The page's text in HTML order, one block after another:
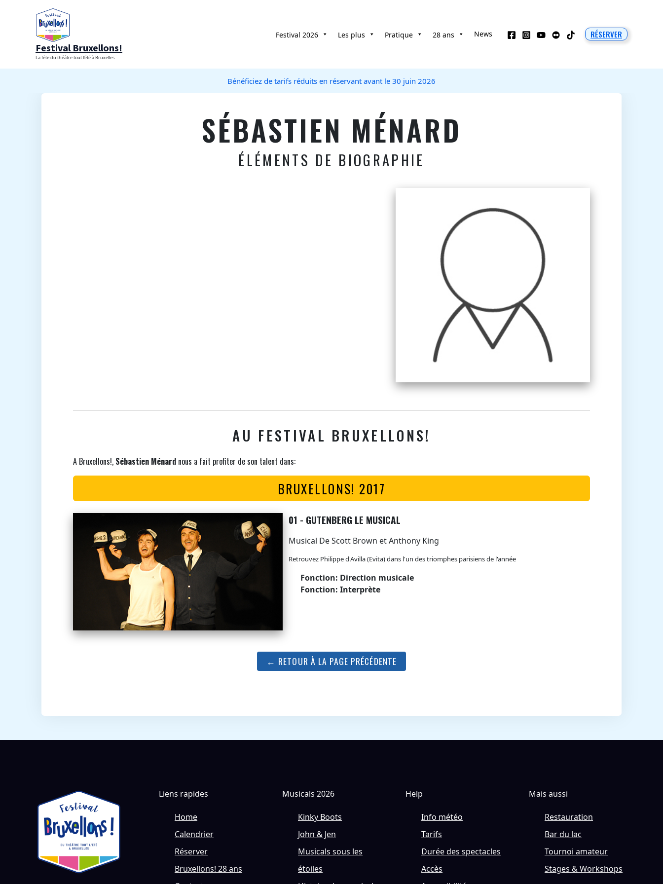
Festival Bruxellons!
La fête du théâtre tout l'été à Bruxelles
Festival 2026 Les plus Pratique 28 ans News RÉSERVER
Bénéficiez de tarifs réduits en réservant avant le 30 juin 2026
SÉBASTIEN MÉNARD
ÉLÉMENTS DE BIOGRAPHIE
AU FESTIVAL BRUXELLONS!
A Bruxellons!, Sébastien Ménard nous a fait profiter de son talent dans:
BRUXELLONS! 2017
01 - GUTENBERG LE MUSICAL
Musical De Scott Brown et Anthony King
Retrouvez Philippe d'Avilla (Evita) dans l'un des triomphes parisiens de l'année
Fonction: Direction musicale
Fonction: Interprète
← RETOUR À LA PAGE PRÉCÉDENTE
Liens rapides
Home
Calendrier
Réserver
Bruxellons! 28 ans
Musicals 2026
Kinky Boots
John & Jen
Musicals sous les
étoiles
Help
Info météo
Tarifs
Durée des spectacles
Accès
Mais aussi
Restauration
Bar du lac
Tournoi amateur
Stages & Workshops